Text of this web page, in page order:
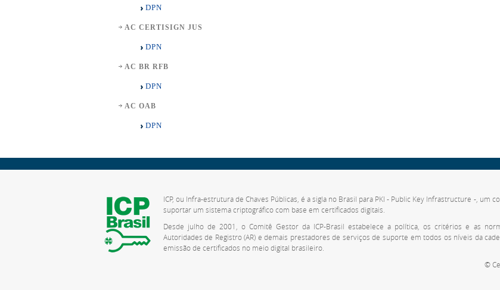
DPN
AC CERTISIGN JUS
DPN
AC BR RFB
DPN
AC OAB
DPN
ICP, ou Infra-estrutura de Chaves Públicas, é a sigla no Brasil para PKI - Public Key Infrastructure -,
suportar um sistema criptográfico com base em certificados digitais.
Desde julho de 2001, o Comitê Gestor da ICP-Brasil estabelece a política, os critérios e as
Autoridades de Registro (AR) e demais prestadores de serviços de suporte em todos os níveis da
emissão de certificados no meio digital brasileiro.
©